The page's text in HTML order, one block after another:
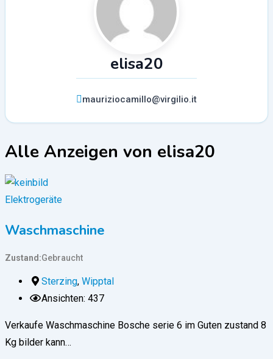
elisa20
mauriziocamillo@virgilio.it
Alle Anzeigen von elisa20
Elektrogeräte
Waschmaschine
Zustand Gebraucht
Sterzing, Wipptal
Ansichten: 437
Verkaufe Waschmaschine Bosche serie 6 im Guten zustand 8
Kg bilder kann…